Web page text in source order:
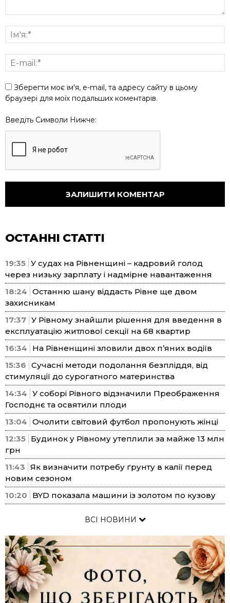
Зберегти моє ім'я, e-mail, та адресу сайту в цьому
браузері для моїх подальших коментарів.
Введіть Символи Нижче:
ОСТАННІ СТАТТІ
19:35 У судах на Рівненщині – кадровий голод
через низьку зарплату і надмірне навантаження
18:24 Останню шану віддасть Рівне ще двом
захисникам
17:37 У Рівному знайшли рішення для введення в
експлуатацію житлової секції на 68 квартир
16:34
На Рівненщині зловили двох п’яних водіїв
15:36 Сучасні методи подолання безпліддя, від
стимуляції до сурогатного материнства
14:34 У соборі Рівного відзначили Преображення
Господнє та освятили плоди
13:04 Очолити світовий футбол пропонують жінці
12:35 Будинок у Рівному утеплили за майже 13 млн
грн
11:43 Як визначити потребу ґрунту в калії перед
новим сезоном
10:20
BYD показала машини із золотом по кузову
ВСІ НОВИНИ